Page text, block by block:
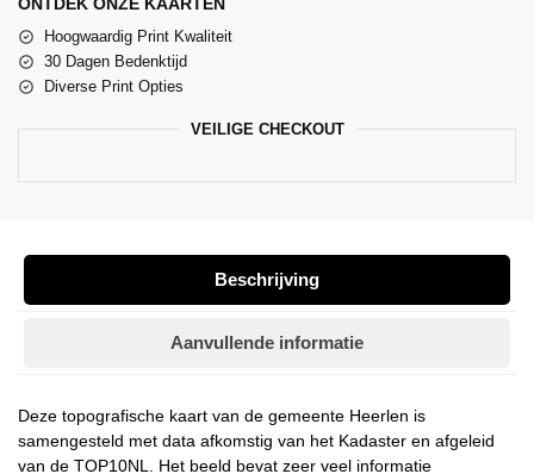
Hoogwaardig Print Kwaliteit
30 Dagen Bedenktijd
Diverse Print Opties
VEILIGE CHECKOUT
Beschrijving
Aanvullende informatie
Deze topografische kaart van de gemeente Heerlen is
samengesteld met data afkomstig van het Kadaster en afgeleid
van de TOP10NL. Het beeld bevat zeer veel informatie